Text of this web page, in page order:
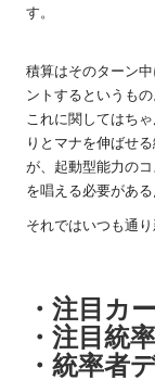
す。
積算はそのターン
ントするというもの
これに関してはち
りとマナを伸ばせ
が、起動型能力の
を唱える必要があ
それではいつも通
・注目カ
・注目統
・統率者